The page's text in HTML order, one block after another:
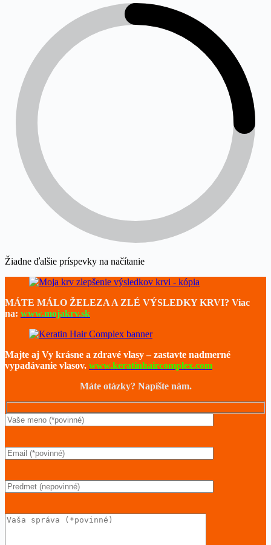
COMPLEX
Žiadne ďalšie príspevky na načítanie
MÁTE MÁLO ŽELEZA A ZLÉ VÝSLEDKY KRVI? Viac
na: www.mojakrv.sk
Majte aj Vy krásne a zdravé vlasy – zastavte nadmerné
vypadávanie vlasov. www.keratinhaircomplex.com
Máte otázky? Napíšte nám.